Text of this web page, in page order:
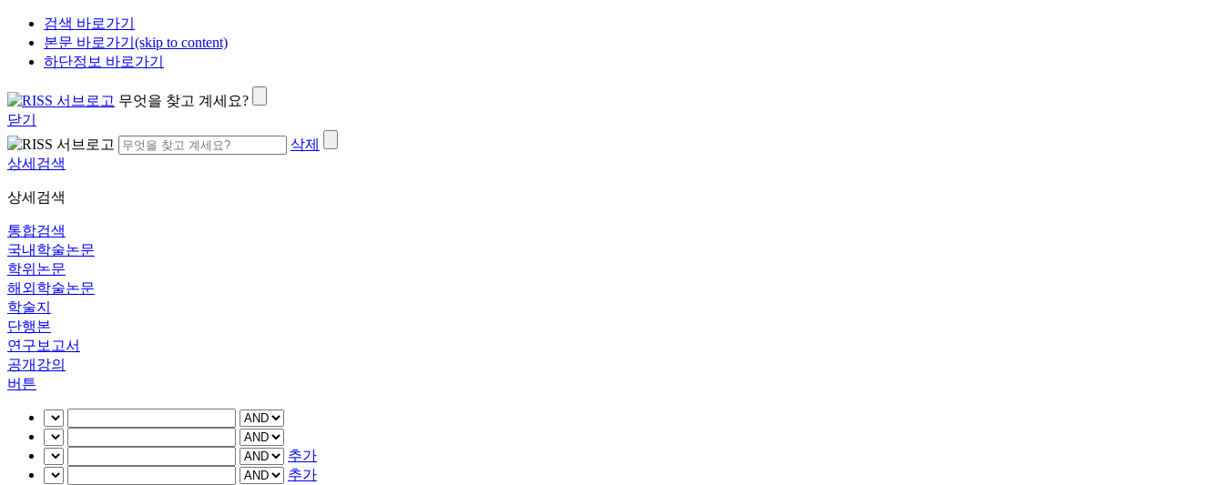
검색 바로가기
본문 바로가기(skip to content)
하단정보 바로가기
무엇을 찾고 계세요?
닫기
삭제
상세검색
상세검색
통합검색
국내학술논문
학위논문
해외학술논문
학술지
단행본
연구보고서
공개강의
버튼
추가
추가